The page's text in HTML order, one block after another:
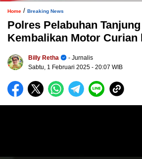
Home / Breaking News
Polres Pelabuhan
Kembalikan Motor Curian
Billy Retha
- Jurnalis
Sabtu, 1 Februari 2025 - 20:07 WIB